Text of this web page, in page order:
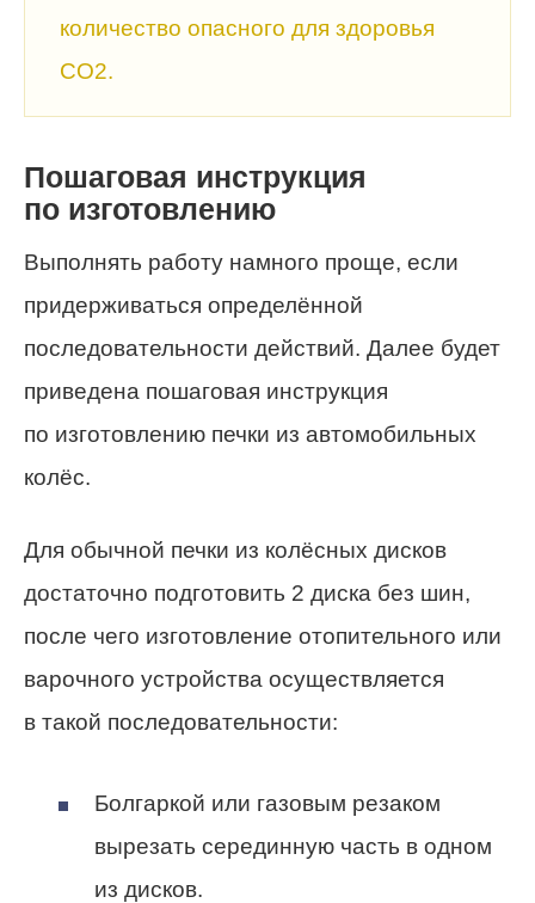
количество опасного для здоровья
СО2.
Пошаговая инструкция
по изготовлению
Выполнять работу намного проще, если
придерживаться определённой
последовательности действий. Далее будет
приведена пошаговая инструкция
по изготовлению печки из автомобильных
колёс.
Для обычной печки из колёсных дисков
достаточно подготовить 2 диска без шин,
после чего изготовление отопительного или
варочного устройства осуществляется
в такой последовательности:
Болгаркой или газовым резаком
вырезать серединную часть в одном
из дисков.